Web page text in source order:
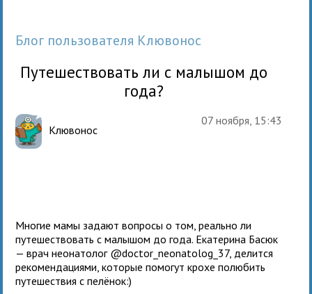
Блог пользователя Клювонос
Путешествовать ли с малышом до
года?
Клювонос
07 ноября, 15:43
Многие мамы задают вопросы о том, реально ли
путешествовать с малышом до года. Екатерина Басюк
— врач неонатолог @doctor_neonatolog_37, делится
рекомендациями, которые помогут крохе полюбить
путешествия с пелёнок:)